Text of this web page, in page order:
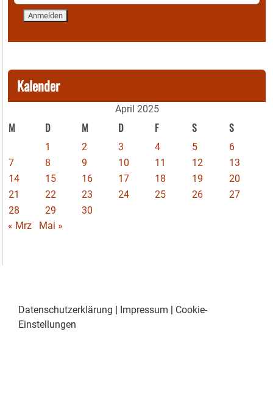
Kalender
April 2025
M D M D F S S
1 2 3 4 5
6
7
8 9 10 11 12
13
14
15 16 17 18 19
20
21
22 23 24 25 26
27
28
29
30
« Mrz
Mai »
Datenschutzerklärung Impressum
Cookie-
Einstellungen